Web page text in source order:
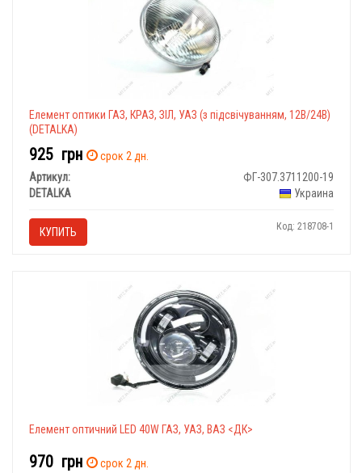
Елемент оптики ГАЗ, КРАЗ, ЗІЛ, УАЗ (з підсвічуванням, 12В/24В)
(DETALKA)
925 грн
срок 2 дн.
Артикул:
ФГ-307.3711200-19
DETALKA
Украина
КУПИТЬ Код: 218708-1
Елемент оптичний LED 40W ГАЗ, УАЗ, ВАЗ <ДК>
970 грн
срок 2 дн.